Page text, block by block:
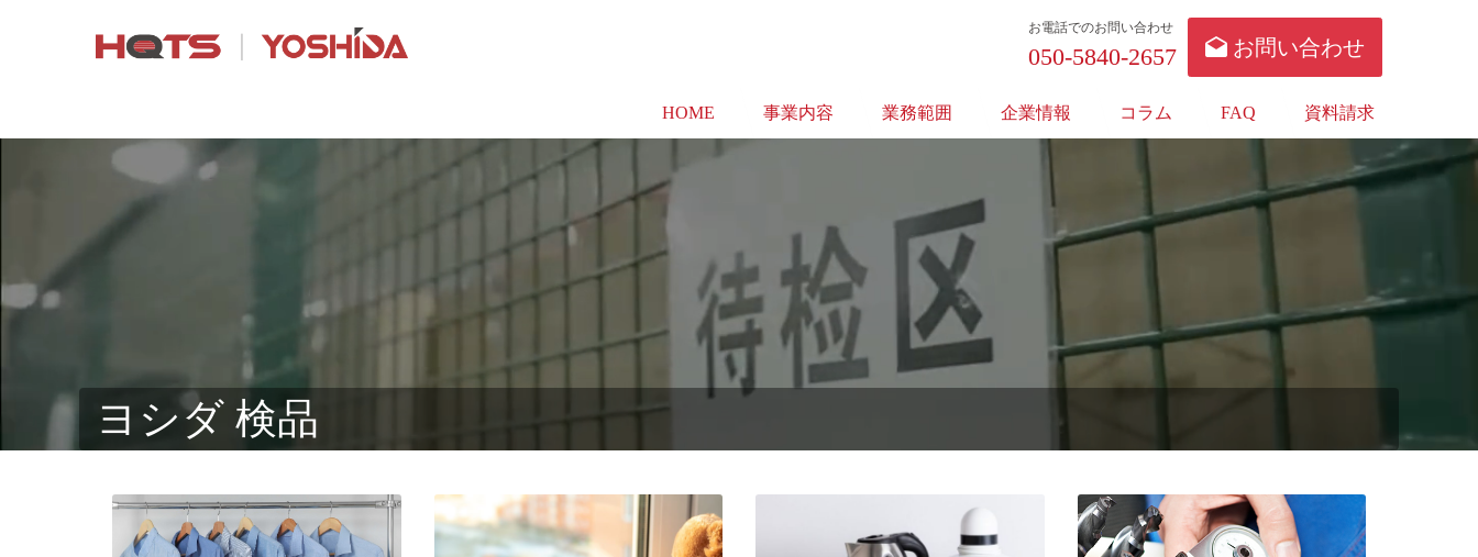
お電話でのお問い合わせ
050-5840-2657 お問い合わせ
HOME 事業内容 業務範囲 企業情報 コラム FAQ 資料請求
ヨシダ 検品